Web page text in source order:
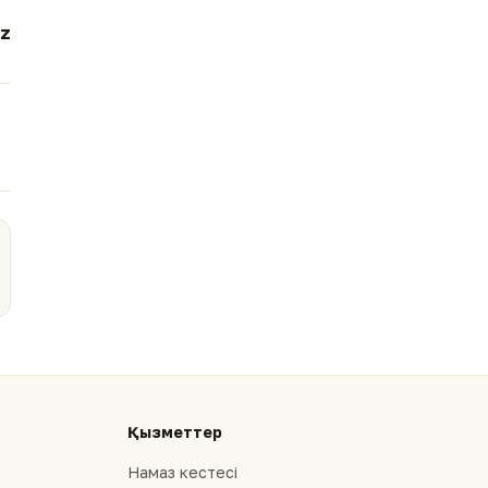
Қызметтер
Намаз кестесі